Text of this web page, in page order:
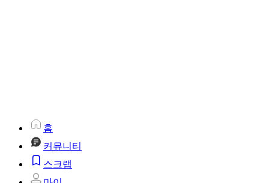
홈
커뮤니티
스크랩